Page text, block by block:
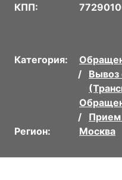
КПП:
Категория:
Вывоз
Прием
Регион:
Москва